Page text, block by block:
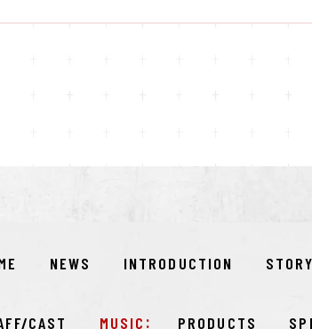
NEWS INTRODUCTION STORY
CAST MUSIC PRODUCTS